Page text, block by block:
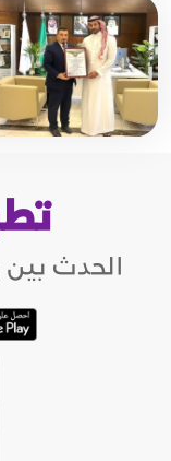
الحدث بين